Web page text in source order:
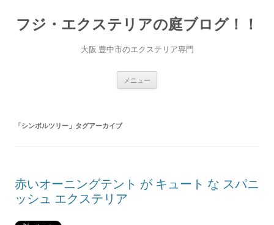
テ
ン
フジ・エクステリアの庭ブログ！！
大阪 豊中市のエクステリア専門
メニュー
「シンボルツリー 」タグアーカイブ
赤いオーニングテント が キュート な スパニ
ッシュ エクステリア